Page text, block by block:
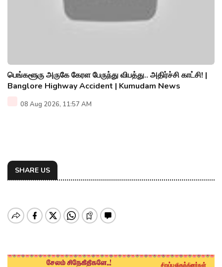
பெங்களூரு அருகே கேரள பேருந்து விபத்து.. அதிர்ச்சி காட்சி! |
Banglore Highway Accident | Kumudam News
08 Aug 2026, 11:57 AM
SHARE US